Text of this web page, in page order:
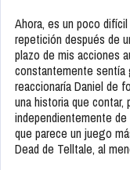
Ahora, es un poco
repetición después de
plazo de mis acciones
constantemente sentía
reaccionaría Daniel de
una historia que contar,
independientemente
que parece un juego
Dead de Telltale, al